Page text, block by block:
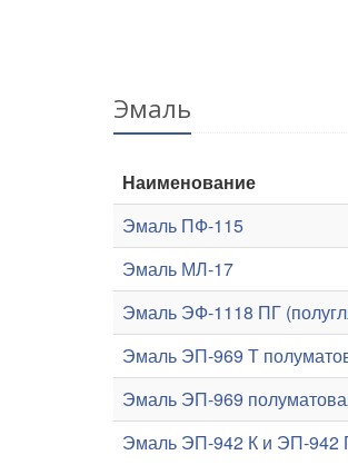
Эмаль
Наименование
Эмаль ПФ-115
Эмаль МЛ-17
Эмаль ЭФ-1118 ПГ
Эмаль ЭП-969 Т
Эмаль ЭП-969
Эмаль ЭП-942 К и ЭП-942